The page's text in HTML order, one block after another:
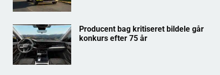
Producent bag kritiseret bildele går
konkurs efter 75 år